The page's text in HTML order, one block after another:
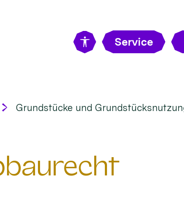
Service
Grundstücke und